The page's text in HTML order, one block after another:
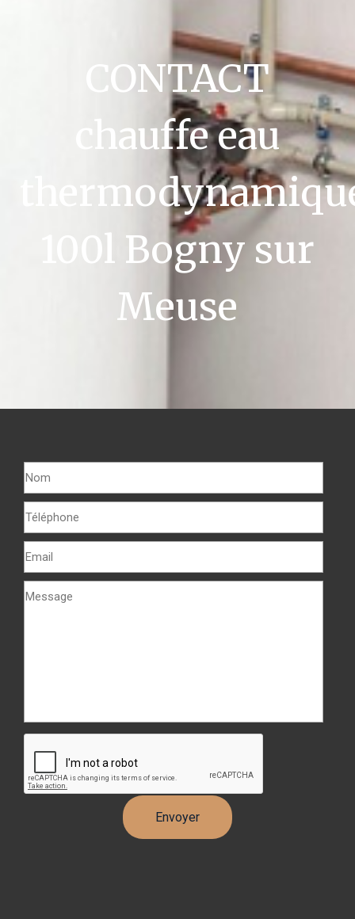
CONTACT
chauffe eau
100l Bogny sur
Meuse